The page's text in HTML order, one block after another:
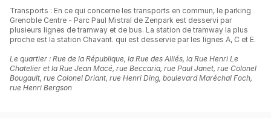
Transports : En ce qui concerne les transports en commun, le parking
Grenoble Centre - Parc Paul Mistral de Zenpark est desservi par
plusieurs lignes de tramway et de bus. La station de tramway la plus
proche est la station Chavant. qui est desservie par les lignes A, C et E.
Le quartier : Rue de la République, la Rue des Alliés, la Rue Henri Le
Chatelier et la Rue Jean Macé, rue Beccaria, rue Paul Janet, rue Colonel
Bougault, rue Colonel Driant, rue Henri Ding, boulevard Maréchal Foch,
rue Henri Bergson